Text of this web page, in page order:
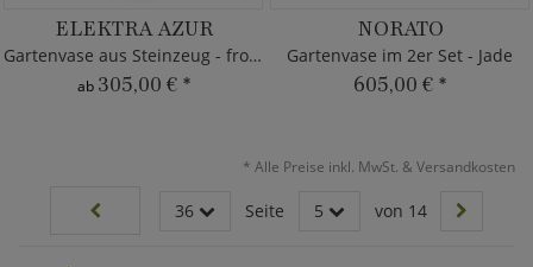
ELEKTRA AZUR
Gartenvase aus Steinzeug - frostsicher
ab 305,00 € *
NORATO
Gartenvase im 2er Set - Jade
605,00 € *
* Alle Preise inkl. MwSt. & Versandkosten
36 Seite 5 von 14